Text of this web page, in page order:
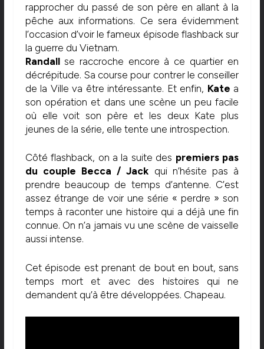
rapprocher du passé de son père en allant à la
pêche aux informations. Ce sera évidemment
l’occasion d’voir le fameux épisode flashback sur
la guerre du Vietnam.
Randallse raccroche encore à ce quartier en
décrépitude. Sa course pour contrer le conseiller
de la Ville va être intéressante. Et enfin, Kate a
son opération et dans une scène un peu facile
où elle voit son père et les deux Kate plus
jeunes de la série, elle tente une introspection.
Côté flashback, on a la suite des premiers pas
du couple Becca / Jack qui n’hésite pas à
prendre beaucoup de temps d’antenne. C’est
assez étrange de voir une série « perdre » son
temps à raconter une histoire qui a déjà une fin
connue. On n’a jamais vu une scène de vaisselle
aussi intense.
Cet épisode est prenant de bout en bout, sans
temps mort et avec des histoires qui ne
demandent qu’à être développées. Chapeau.